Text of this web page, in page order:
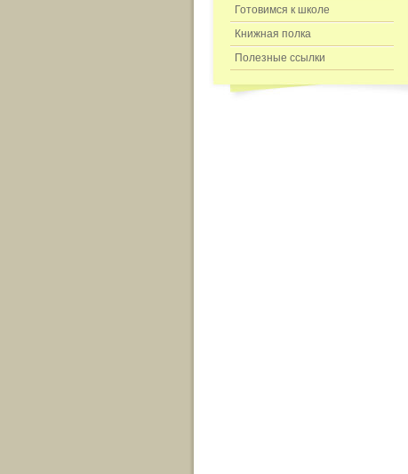
Готовимся к школе
Книжная полка
Полезные ссылки